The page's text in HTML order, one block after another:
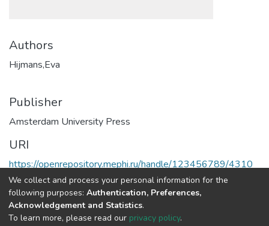
Authors
Hijmans,Eva
Publisher
Amsterdam University Press
URI
https://openrepository.mephi.ru/handle/123456789/4310
Full item page
We collect and process your personal information for the
following purposes: Authentication, Preferences,
Acknowledgement and Statistics.
To learn more, please read our privacy policy.